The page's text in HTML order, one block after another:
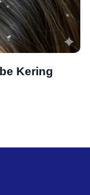
Kering